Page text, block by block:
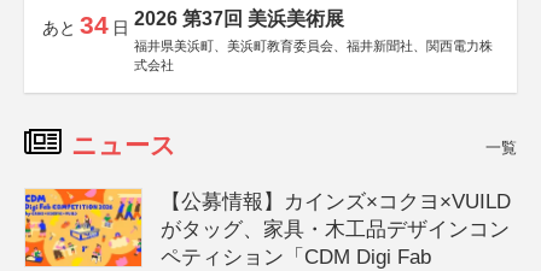
あと 34 日 2026 第37回 美浜美術展
福井県美浜町、美浜町教育委員会、福井新聞社、関西電力株
式会社
ニュース 一覧
【公募情報】カインズ×コクヨ×VUILD
がタッグ、家具・木工品デザインコン
ペティション「CDM Digi Fab